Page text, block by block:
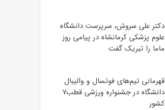
دکتر علی سروش، سرپرست دانشگاه
علوم پزشکی کرمانشاه در پیامی روز
ماما را تبریک گفت
قهرمانی تیم‌های فوتسال و والیبال
دانشگاه در جشنواره ورزشی قطب۷
کشور